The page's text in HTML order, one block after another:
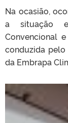
Na ocasião,
a situação
Convencional
conduzida pelo
da Embrapa